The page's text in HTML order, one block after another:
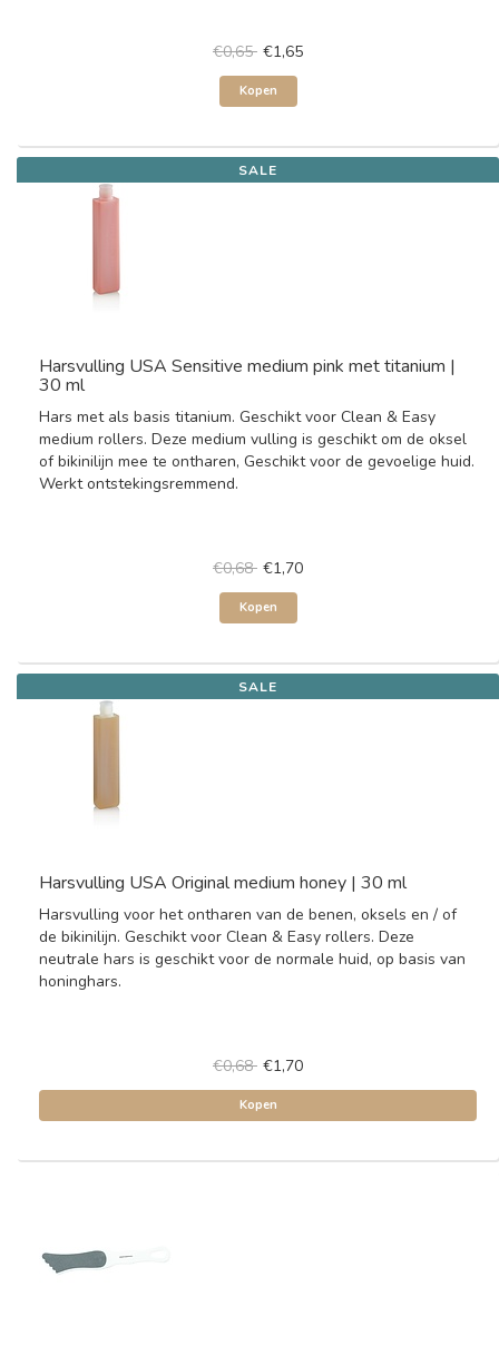
€0,65 €1,65
Kopen
SALE
Harsvulling USA Sensitive medium pink met titanium |
30 ml
Hars met als basis titanium. Geschikt voor Clean & Easy
medium rollers. Deze medium vulling is geschikt om de oksel
of bikinilijn mee te ontharen, Geschikt voor de gevoelige huid.
Werkt ontstekingsremmend.
€0,68 €1,70
Kopen
SALE
Harsvulling USA Original medium honey | 30 ml
Harsvulling voor het ontharen van de benen, oksels en / of
de bikinilijn. Geschikt voor Clean & Easy rollers. Deze
neutrale hars is geschikt voor de normale huid, op basis van
honinghars.
€0,68 €1,70
Kopen